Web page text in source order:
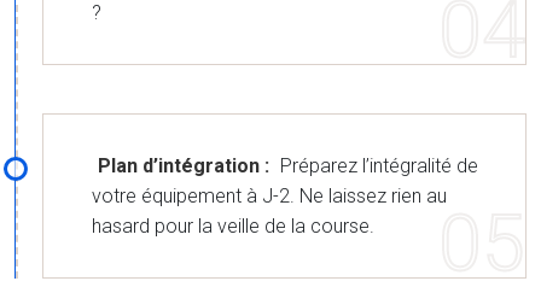
?
Plan d’intégration : Préparez l’intégralité de
votre équipement à J-2. Ne laissez rien au
hasard pour la veille de la course.